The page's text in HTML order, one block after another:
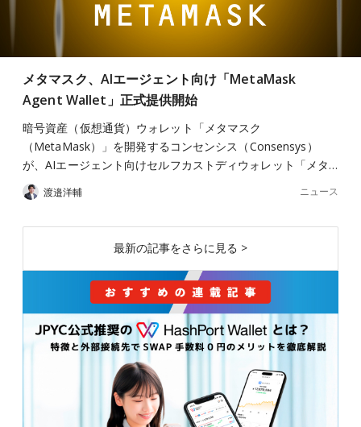
メタマスク、AIエージェント向け「MetaMask
Agent Wallet」正式提供開始
暗号資産（仮想通貨）ウォレット「メタマスク
（MetaMask）」を開発するコンセンシス（Consensys）
が、AIエージェント向けセルフカストディウォレット「メタ…
渡邉洋輔 ニュース
最新の記事をさらに見る >